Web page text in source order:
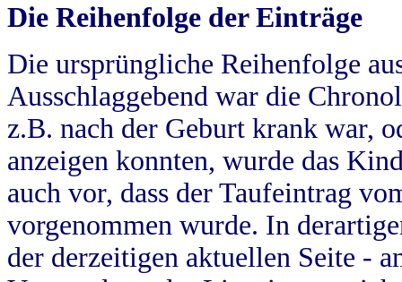
Die Reihenfolge der Einträge
Die ursprüngliche Reihenfolge
Ausschlaggebend war die
z.B. nach der Geburt krank war,
anzeigen konnten, wurde das
auch vor, dass der Taufeintrag
vorgenommen wurde. In
der derzeitigen aktuellen Seite -